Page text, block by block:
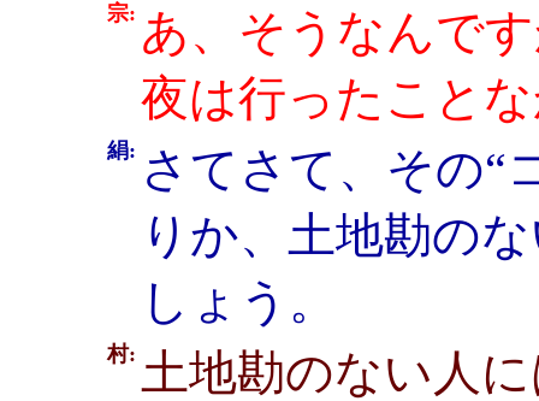
宗: あ、そうなんで
夜は行ったこと
絹: さてさて、その“
りか、土地勘の
しょう。
村: 土地勘のない人